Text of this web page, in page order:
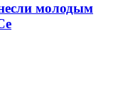
молодым